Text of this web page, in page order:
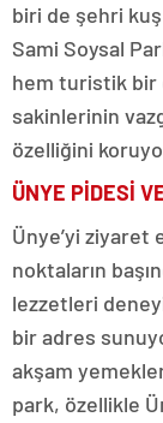
biri de şehri kuş
Sami Soysal
hem turistik bir
sakinlerinin
özelliğini
ÜNYE PİDESİ
Ünye’yi ziyaret
noktaların
lezzetleri
bir adres
akşam
park, özellikle